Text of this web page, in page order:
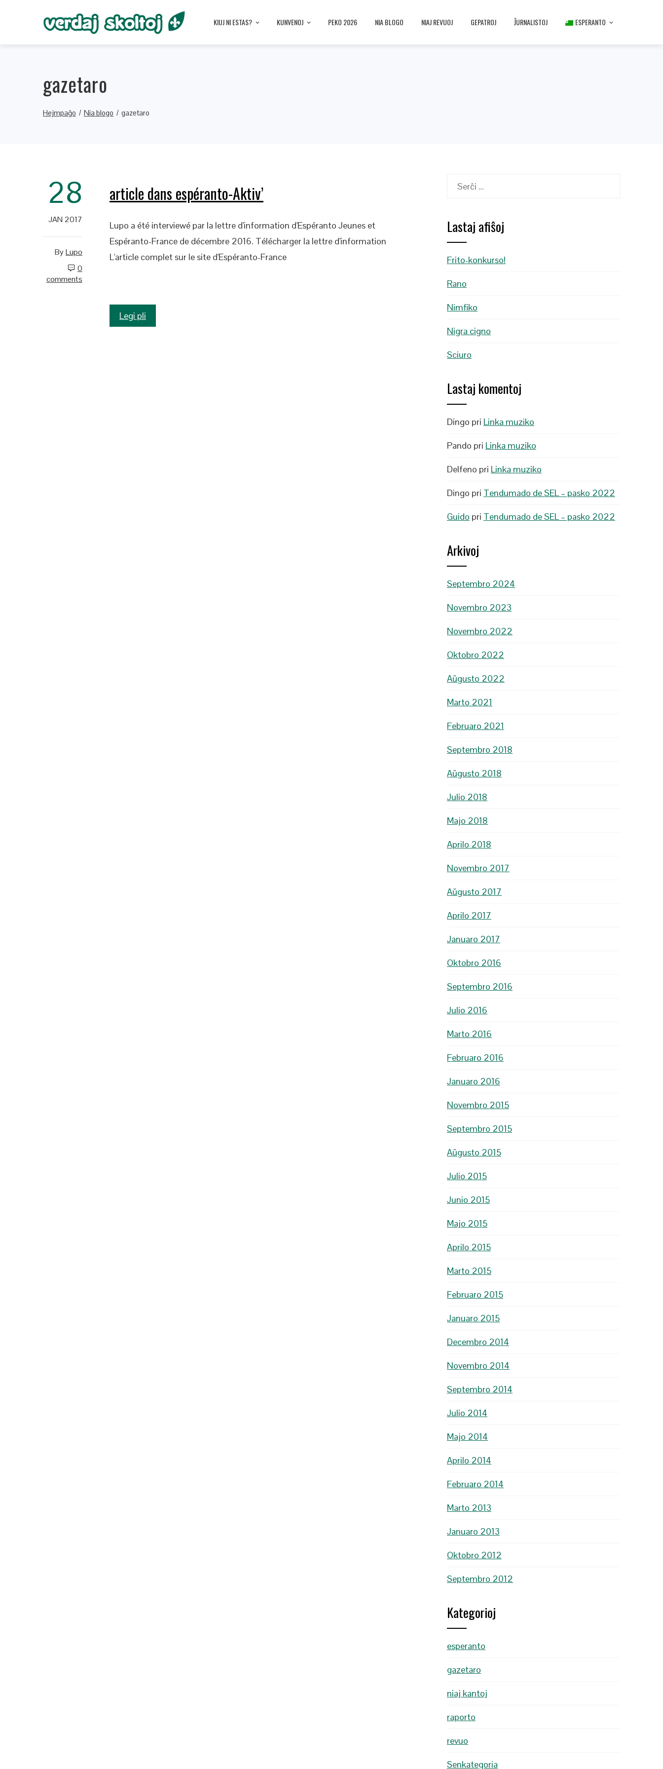
KIUJ NI ESTAS? KUNVENOJ PEKO 2026 NIA BLOGO NIAJ REVUOJ GEPATROJ ĴURNALISTOJ ESPERANTO
gazetaro
Hejmpaĝo Nia blogo gazetaro
28
JAN 2017
ByLupo
0
comments
article dans espéranto-Aktiv’
Lupo a été interviewé par la lettre d'information d'Espéranto Jeunes et
Espéranto-France de décembre 2016. Télécharger la lettre d'information
L'article complet sur le site d'Espéranto-France
Legi pli
Serĉu:
Lastaj afiŝoj
Frito-konkurso!
Rano
Nimfiko
Nigra cigno
Sciuro
Lastaj komentoj
Dingo pri Linka muziko
Pando pri Linka muziko
Delfeno pri Linka muziko
Dingo pri Tendumado de SEL – pasko 2022
Guido pri Tendumado de SEL – pasko 2022
Arkivoj
Septembro 2024
Novembro 2023
Novembro 2022
Oktobro 2022
Aŭgusto 2022
Marto 2021
Februaro 2021
Septembro 2018
Aŭgusto 2018
Julio 2018
Majo 2018
Aprilo 2018
Novembro 2017
Aŭgusto 2017
Aprilo 2017
Januaro 2017
Oktobro 2016
Septembro 2016
Julio 2016
Marto 2016
Februaro 2016
Januaro 2016
Novembro 2015
Septembro 2015
Aŭgusto 2015
Julio 2015
Junio 2015
Majo 2015
Aprilo 2015
Marto 2015
Februaro 2015
Januaro 2015
Decembro 2014
Novembro 2014
Septembro 2014
Julio 2014
Majo 2014
Aprilo 2014
Februaro 2014
Marto 2013
Januaro 2013
Oktobro 2012
Septembro 2012
Kategorioj
esperanto
gazetaro
niaj kantoj
raporto
revuo
Senkategoria